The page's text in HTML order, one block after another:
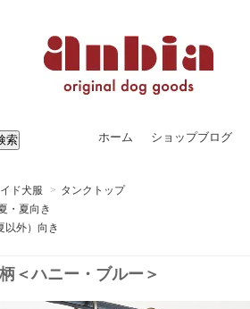
ホーム ショップブログ
ド犬服 > タンクトップ
・夏向き
以外）向き
＜ハニー・ブルー＞